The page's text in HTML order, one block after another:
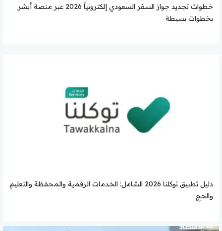
خطوات تجديد جواز السفر السعودي إلكترونياً 2026 عبر منصة أبشر
بخطوات بسيطة
دليل تطبيق توكلنا 2026 الشامل: الخدمات الرقمية والمحفظة والتعليم
والحج